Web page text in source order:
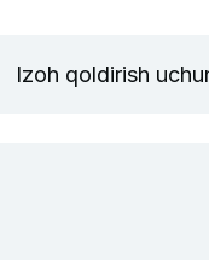
Izoh qoldirish